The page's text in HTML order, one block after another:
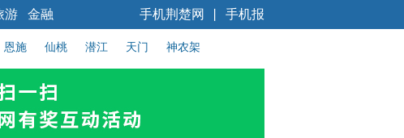
游 金融 手机报
手机荆楚网
恩施 仙桃 潜江 天门 神农架